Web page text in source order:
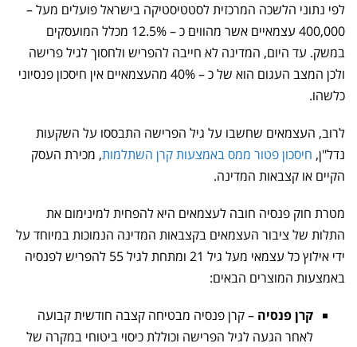
לפי נתוני הלשכה המרכזית לסטטיסטיקה בישראל פועלים מעל –
400,000 עצמאיים אשר מהווים כ – 12.5% מכלל המועסקים
במשק. עד היום, המדינה לא חייבה להפריש ולחסוך לגיל פרישה
ולכן המצב העגום הוא של כ – 40% מהעצמאיים אין חיסכון פנסיוני
כלשהו.
לרוב, העצמאים שחשבו על גיל הפרישה התבססו על השקעות
נדל"ן, חיסכון פטור ממס באמצעות קרן השתלמות, מכירת העסק
הקיים או קצבאות המדינה.
מטרת חוק פנסיה חובה לעצמאים היא להפחית למינימום את
התלות של ציבור העצמאים בקצבאות המדינה הנמוכות במיוחד על
ידי אילוץ כל עצמאי מעל גיל 21 ומתחת לגיל 55 להפריש לפנסיה
באמצעות המוצרים הבאים:
קרן פנסיה – קרן פנסיה מבטיחה קצבה חודשית קבועה
לאחר הגעה לגיל הפרישה וכוללת כיסוי ביטוחי במקרה של